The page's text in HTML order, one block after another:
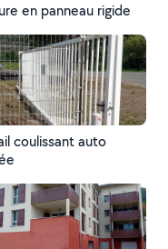
en panneau rigide
coulissant auto